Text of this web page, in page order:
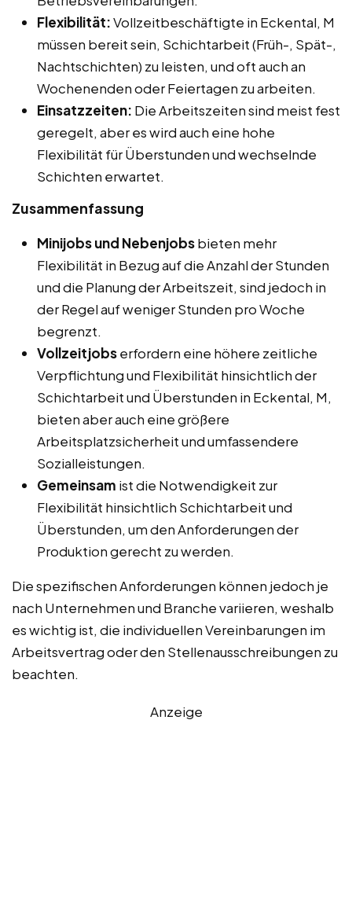
Flexibilität:Vollzeitbeschäftigte in Eckental, M
müssen bereit sein, Schichtarbeit (Früh-, Spät-,
Nachtschichten) zu leisten, und oft auch an
Wochenenden oder Feiertagen zu arbeiten.
Einsatzzeiten: Die Arbeitszeiten sind meist fest
geregelt, aber es wird auch eine hohe
Flexibilität für Überstunden und wechselnde
Schichten erwartet.
Zusammenfassung
Minijobs und Nebenjobsbieten mehr
Flexibilität in Bezug auf die Anzahl der Stunden
und die Planung der Arbeitszeit, sind jedoch in
der Regel auf weniger Stunden pro Woche
begrenzt.
Vollzeitjobserfordern eine höhere zeitliche
Verpflichtung und Flexibilität hinsichtlich der
Schichtarbeit und Überstunden in Eckental, M,
bieten aber auch eine größere
Arbeitsplatzsicherheit und umfassendere
Sozialleistungen.
Gemeinsam ist die Notwendigkeit zur
Flexibilität hinsichtlich Schichtarbeit und
Überstunden, um den Anforderungen der
Produktion gerecht zu werden.
Die spezifischen Anforderungen können jedoch je
nach Unternehmen und Branche variieren, weshalb
es wichtig ist, die individuellen Vereinbarungen im
Arbeitsvertrag oder den Stellenausschreibungen zu
beachten.
Anzeige